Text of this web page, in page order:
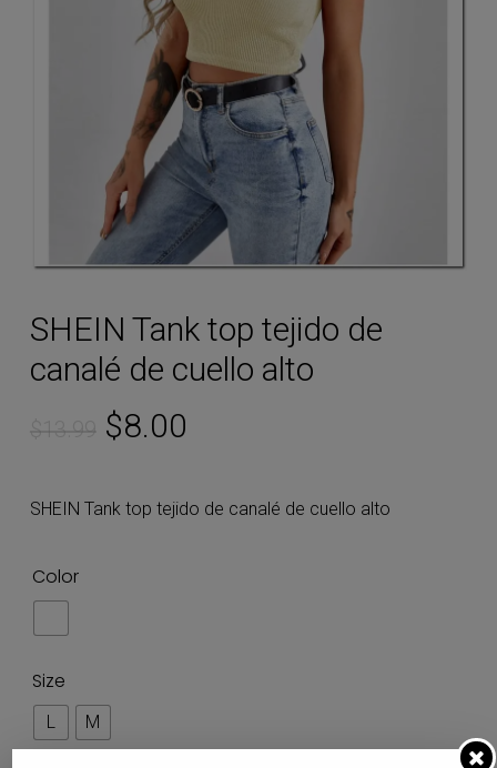
SHEIN Tank top tejido de
canalé de cuello alto
$ 13.99 Original
was:
$8.00
is:
SHEIN Tank top tejido de canalé de cuello alto
Color
Size
L M